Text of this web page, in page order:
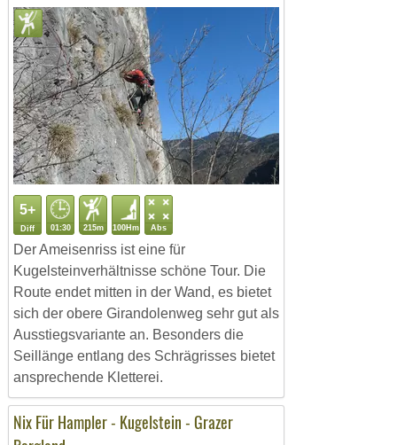
5+
Diff 01:30 215m 100Hm Abs
Der Ameisenriss ist eine für
Kugelsteinverhältnisse schöne Tour. Die
Route endet mitten in der Wand, es bietet
sich der obere Girandolenweg sehr gut als
Ausstiegsvariante an. Besonders die
Seillänge entlang des Schrägrisses bietet
ansprechende Kletterei.
Nix Für Hampler - Kugelstein - Grazer